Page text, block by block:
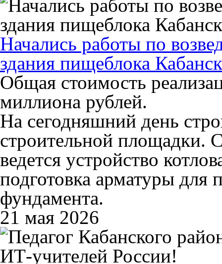
Начались работы по
здания пищеблока
Общая стоимость
миллиона рублей.
На сегодняшний день
строительной площадки.
ведется устройство
подготовка арматуры для
фундамента.
21 мая 2026